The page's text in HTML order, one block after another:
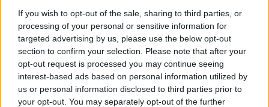
If you wish to opt-out of the sale, sharing to third parties, or
processing of your personal or sensitive information for
targeted advertising by us, please use the below opt-out
section to confirm your selection. Please note that after your
opt-out request is processed you may continue seeing
interest-based ads based on personal information utilized by
us or personal information disclosed to third parties prior to
your opt-out. You may separately opt-out of the further
közönséget célozzák meg, mégis első vetkőzését a
Muse divatmagazinban követte el.
Kattints a képre, és nézd meg Kate Uptont a Muse
magazinban!